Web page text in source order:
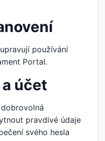
používání
Portal.
účet
pravdivé údaje
svého hesla